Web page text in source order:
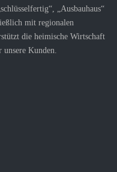
„Ausbauhaus“
mit regionalen
die heimische Wirtschaft
unsere Kunden.